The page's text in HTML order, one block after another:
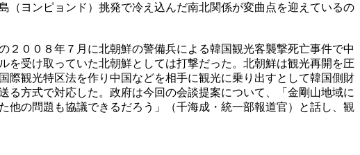
ヨンピョンド）挑発で冷え込んだ南北関係が変曲点を迎えているの
００８年７月に北朝鮮の警備兵による韓国観光客襲撃死亡事件で中
受け取っていた北朝鮮としては打撃だった。北朝鮮は観光再開を圧
観光特区法を作り中国などを相手に観光に乗り出すとして韓国側財
方式で対応した。政府は今回の会談提案について、「金剛山地域に
の問題も協議できるだろう」（千海成・統一部報道官）と話し、観